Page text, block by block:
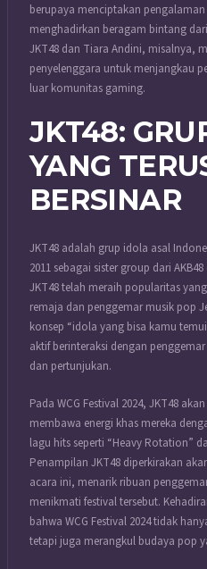
berupaya menciptakan
menghadirkan beragam bintang
JKT48 dan Tiara Andini, misalnya,
penyelenggara untuk menjangkau
luar komunitas gaming.
JKT48:
YANG
BERSINAR
JKT48 adalah grup idola asal
2011 sebagai sister group dari
JKT48 telah meraih popularitas
remaja dan penggemar musik pop
konsep “idola yang bisa kamu
aktif berinteraksi dengan
dan pertunjukan.
Pada WCG Festival 2024, JKT48
membawa energi khas mereka
lagu hits seperti “Heavy Rotation”
Penampilan JKT48 diperkirakan
acara ini, menarik ribuan
menikmati festival tersebut.
bahwa WCG Festival 2024 tidak
tetapi juga merangkul budaya pop